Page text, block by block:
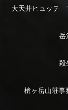
大天井ヒュッテ
岳
殺
槍ヶ岳山荘